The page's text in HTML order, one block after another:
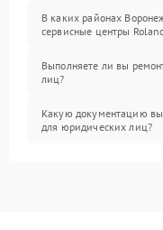
В каких районах
сервисные центры
Выполняете ли вы
лиц?
Какую документацию вы
для юридических лиц?